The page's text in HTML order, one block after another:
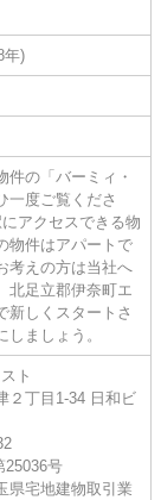
年)
件の「バーミィ・
一度ご覧くださ
アクセスできる物
物件はアパートで
考えの方は当社へ
北足立郡伊奈町エ
新しくスタートさ
ましょう。
ト
２丁目1-34 日和ビ
25036号
県宅地建物取引業